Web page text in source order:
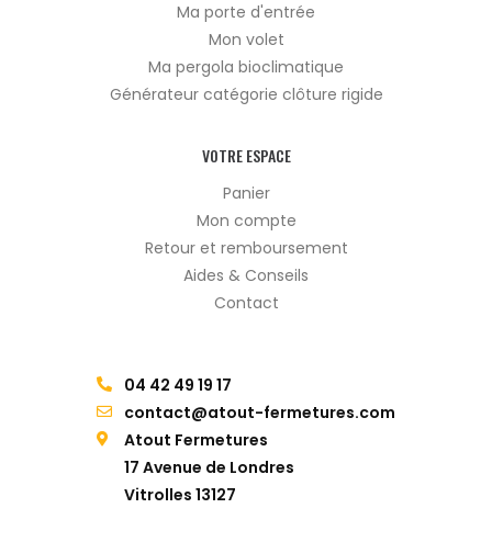
Ma porte d'entrée
Mon volet
Ma pergola bioclimatique
Générateur catégorie clôture rigide
VOTRE ESPACE
Panier
Mon compte
Retour et remboursement
Aides & Conseils
Contact
04 42 49 19 17
contact@atout-fermetures.com
Atout Fermetures
17 Avenue de Londres
Vitrolles 13127